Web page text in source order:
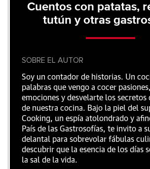
Cuentos con patatas,
tutún y otras
SOBRE EL AUTOR
Soy un contador de historias. Un
palabras que vengo a cocer
emociones y desvelarte los secretos
de nuestra cocina. Bajo la piel del
Cooking, un espía atolondrado y
País de las Gastrosofías, te invito a
delantal para sobrevolar fábulas
descubrir que la esencia de los días
la sal de la vida.